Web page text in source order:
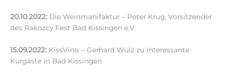
20.10.2022: Die Weinmanifaktur – Peter Krug, Vorsitzender
des Rakozcy Fest Bad Kissingen e.V.
15.09.2022: KissVino – Gerhard Wulz zu Interessante
Kurgäste in Bad Kissingen